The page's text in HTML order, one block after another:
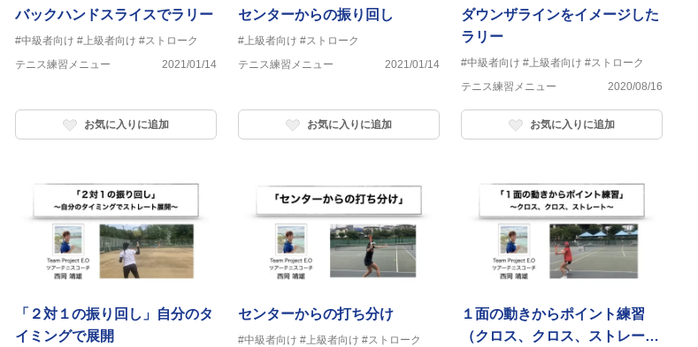
バックハンドスライスでラリー
#中級者向け #上級者向け #ストローク
テニス練習メニュー
2021/01/14
お気に入りに追加
センターからの振り回し
#上級者向け #ストローク
テニス練習メニュー
2021/01/14
お気に入りに追加
ダウンザラインをイメージした
ラリー
#中級者向け #上級者向け #ストローク
テニス練習メニュー
2020/08/16
お気に入りに追加
「２対１の振り回し」自分のタ
イミングで展開
センターからの打ち分け
#中級者向け #上級者向け #ストローク
１面の動きからポイント練習
（クロス、クロス、ストレー